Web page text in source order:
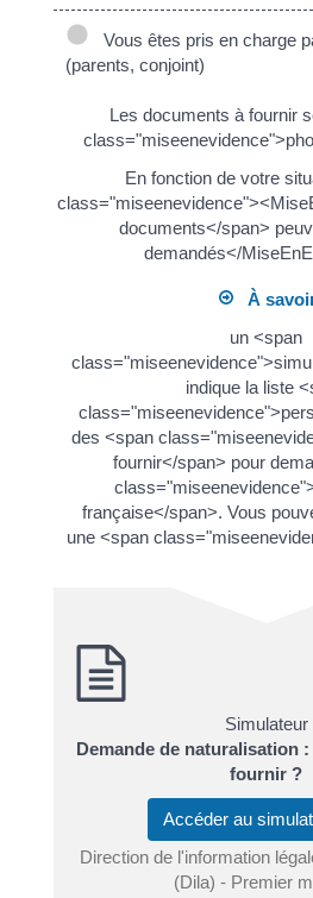
Vous êtes pris en charge
(parents, conjoint)
Les documents à fournir
En fonction de votre
documents</span>
demandés</
À
un <span
indique la liste
des <span
fournir</span> pour
française</span>. Vous
une <span
Simulateur
Demande de naturalisation
fournir ?
Accéder au
Direction de l'information
(Dila) - Premier